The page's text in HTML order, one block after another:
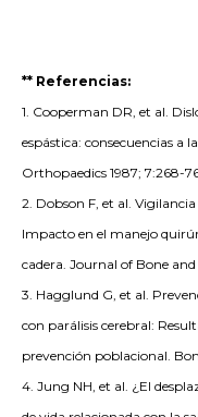
** Referencias:
1. Cooperman DR, et al.
espástica: consecuencias a
Orthopaedics 1987; 7:268-
2. Dobson F, et al.
Impacto en el manejo
cadera. Journal of Bone
3. Hagglund G, et al.
con parálisis cerebral:
prevención poblacional.
4. Jung NH, et al. ¿El